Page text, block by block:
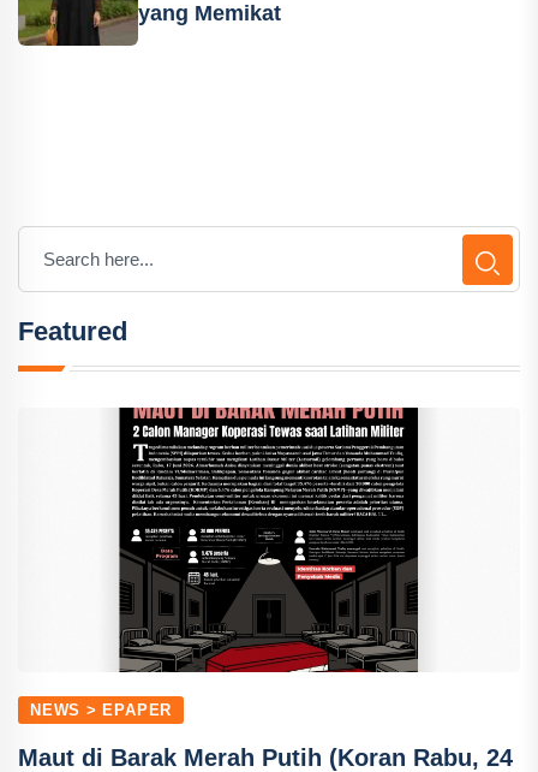
yang Memikat
Featured
NEWS > EPAPER
Maut di Barak Merah Putih (Koran Rabu, 24